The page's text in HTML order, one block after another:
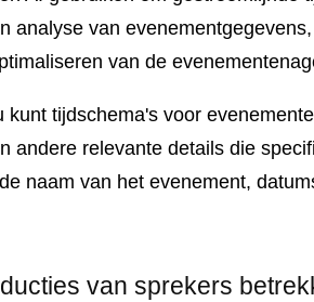
analyse van
van de
kunt tijdschema's voor
andere relevante details die
naam van het evenement,
van sprekers